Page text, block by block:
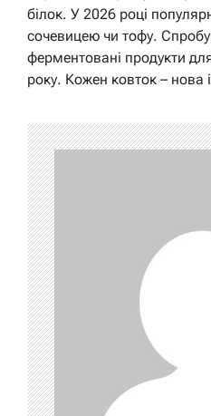
білок. У 2026 році
сочевицею чи тофу.
ферментовані продукти
року. Кожен ковток – нова